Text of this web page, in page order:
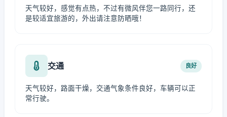
天气较好，感觉有点热，不过有微风伴您一路同行，还
是较适宜旅游的，外出请注意防晒哦！
交通 良好
天气较好，路面干燥，交通气象条件良好，车辆可以正
常行驶。